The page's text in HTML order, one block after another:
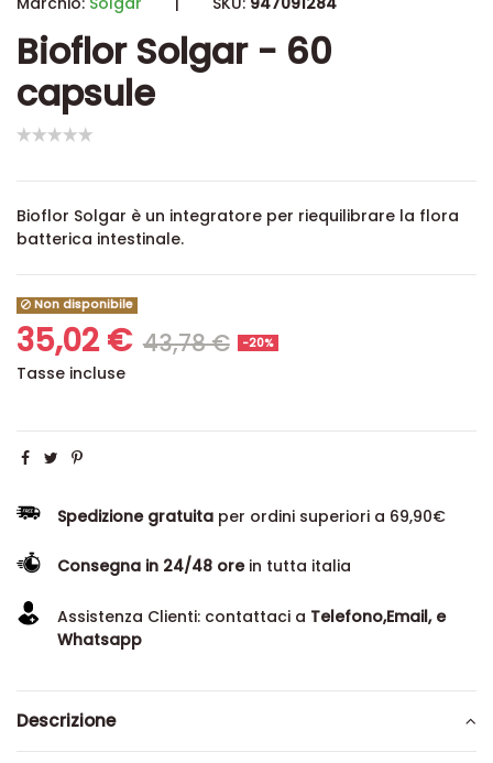
Bioflor Solgar - 60
capsule
Bioflor Solgar è un integratore per riequilibrare la flora
batterica intestinale.
Non disponibile
35,02 € 43,78 € -20%
Tasse incluse
Spedizione gratuita per ordini superiori a 69,90€
Consegna in 24/48 orein tutta italia
Assistenza Clienti: contattaci a Telefono,Email, e
Whatsapp
Descrizione